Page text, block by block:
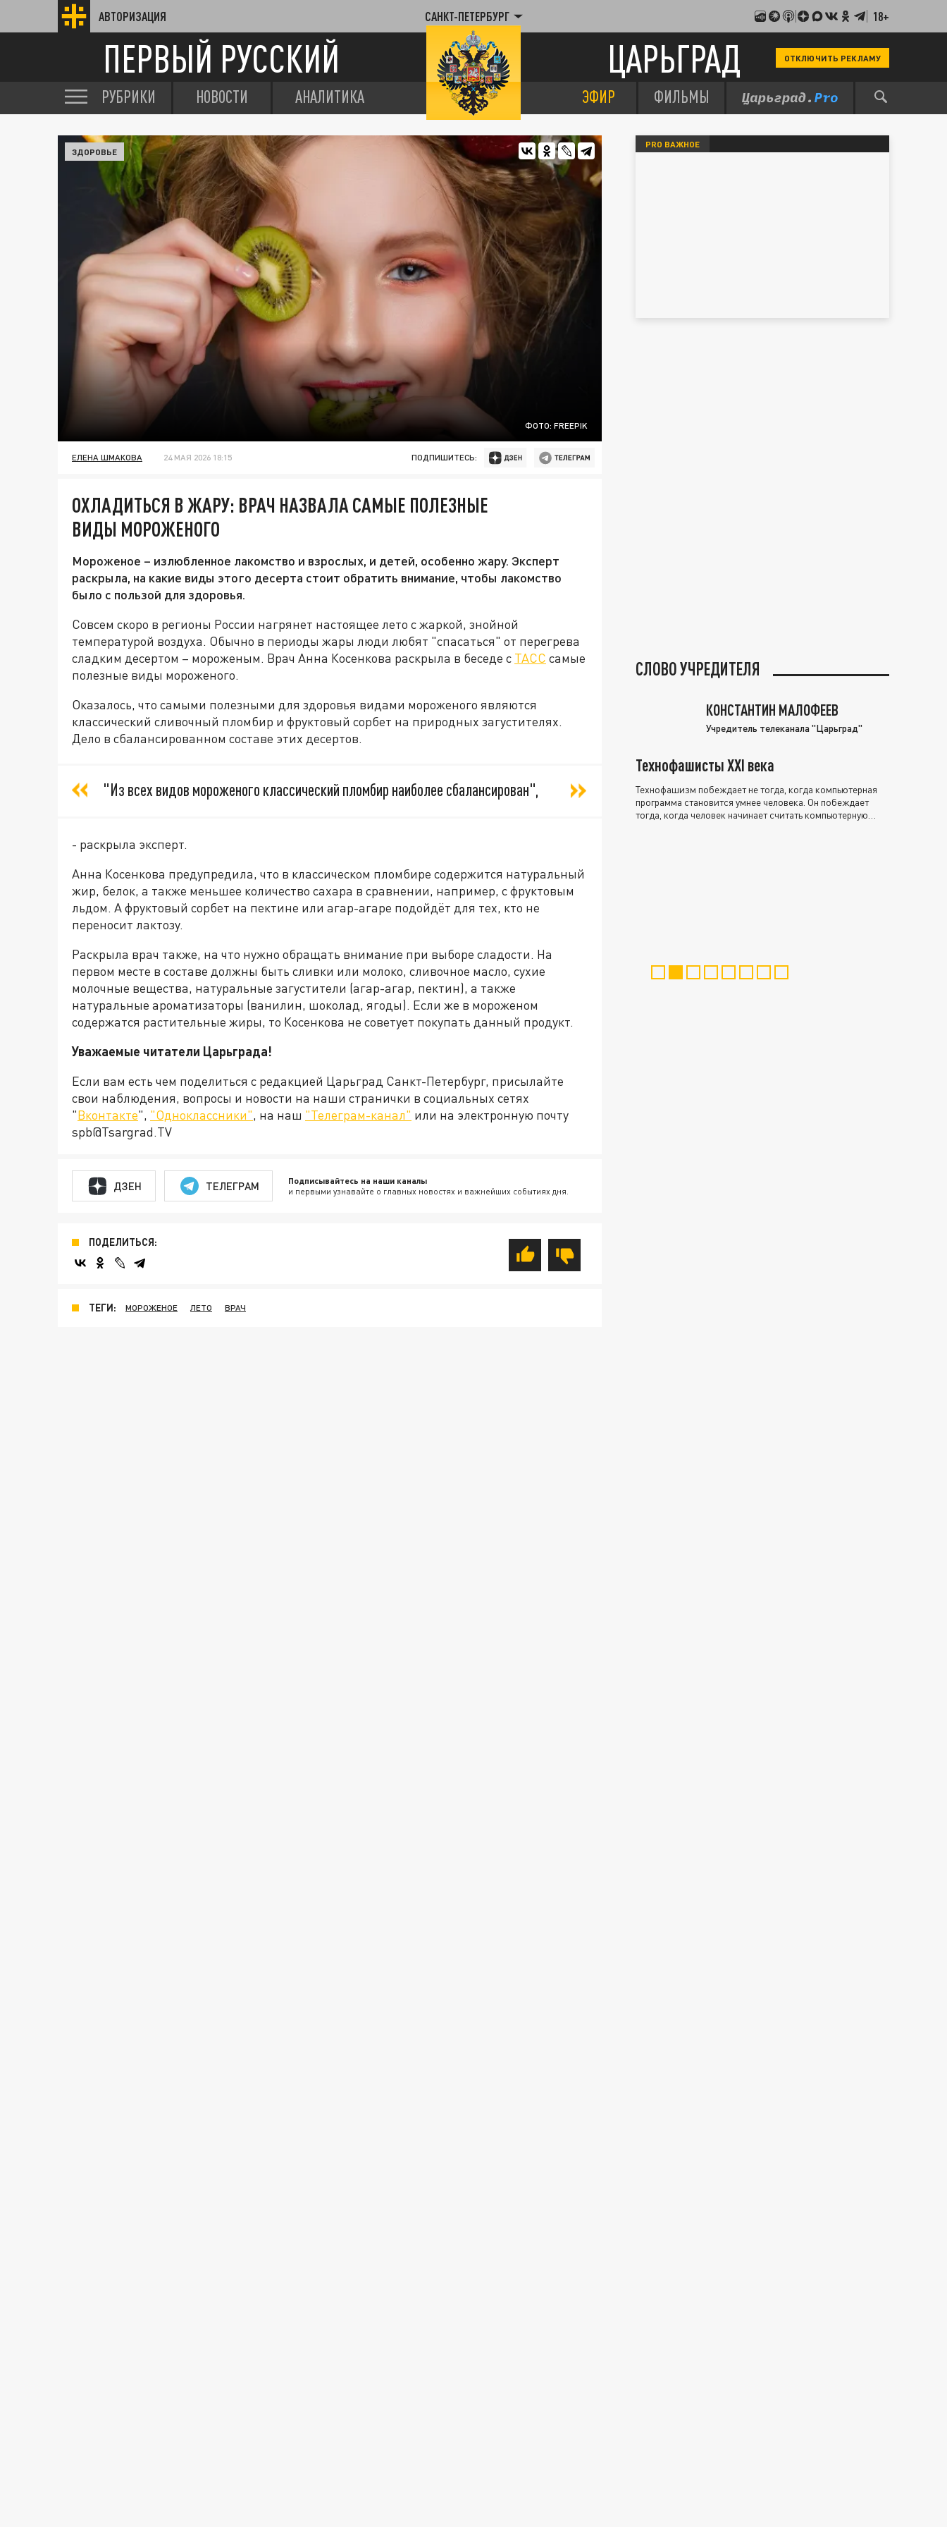
АВТОРИЗАЦИЯ САНКТ-ПЕТЕРБУРГ 18+
ПЕРВЫЙ РУССКИЙ ЦАРЬГРАД ОТКЛЮЧИТЬ РЕКЛАМУ
РУБРИКИ НОВОСТИ АНАЛИТИКА ЭФИР ФИЛЬМЫ
ФОТО: FREEPIK
ЗДОРОВЬЕ
ЕЛЕНА ШМАКОВА 24 МАЯ 2026 18:15 ПОДПИШИТЕСЬ:
ОХЛАДИТЬСЯ В ЖАРУ: ВРАЧ НАЗВАЛА САМЫЕ ПОЛЕЗНЫЕ
ВИДЫ МОРОЖЕНОГО
Мороженое – излюбленное лакомство и взрослых, и детей, особенно жару. Эксперт
раскрыла, на какие виды этого десерта стоит обратить внимание, чтобы лакомство
было с пользой для здоровья.
Совсем скоро в регионы России нагрянет настоящее лето с жаркой, знойной
температурой воздуха. Обычно в периоды жары люди любят "спасаться" от перегрева
сладким десертом – мороженым. Врач Анна Косенкова раскрыла в беседе с ТАСС самые
полезные виды мороженого.
Оказалось, что самыми полезными для здоровья видами мороженого являются
классический сливочный пломбир и фруктовый сорбет на природных загустителях.
Дело в сбалансированном составе этих десертов.
"Из всех видов мороженого классический пломбир наиболее сбалансирован",
- раскрыла эксперт.
Анна Косенкова предупредила, что в классическом пломбире содержится натуральный
жир, белок, а также меньшее количество сахара в сравнении, например, с фруктовым
льдом. А фруктовый сорбет на пектине или агар-агаре подойдёт для тех, кто не
переносит лактозу.
Раскрыла врач также, на что нужно обращать внимание при выборе сладости. На
первом месте в составе должны быть сливки или молоко, сливочное масло, сухие
молочные вещества, натуральные загустители (агар-агар, пектин), а также
натуральные ароматизаторы (ванилин, шоколад, ягоды). Если же в мороженом
содержатся растительные жиры, то Косенкова не советует покупать данный продукт.
Уважаемые читатели Царьграда!
Если вам есть чем поделиться с редакцией Царьград Санкт-Петербург, присылайте
свои наблюдения, вопросы и новости на наши странички в социальных сетях
"Вконтакте", "Одноклассники", на наш "Телеграм-канал" или на электронную почту
spb@Tsargrad.TV
ДЗЕН ТЕЛЕГРАМ Подписывайтесь на наши каналы
и первыми узнавайте о главных новостях и важнейших событиях дня.
ПОДЕЛИТЬСЯ:
ТЕГИ: МОРОЖЕНОЕ ЛЕТО ВРАЧ
PRO ВАЖНОЕ
СЛОВО УЧРЕДИТЕЛЯ
КОНСТАНТИН МАЛОФЕЕВ
Учредитель телеканала "Царьград"
Технофашисты XXI века
Технофашизм побеждает не тогда, когда компьютерная
программа становится умнее человека. Он побеждает
тогда, когда человек начинает считать компьютерную